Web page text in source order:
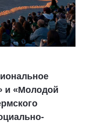
и «Молодой